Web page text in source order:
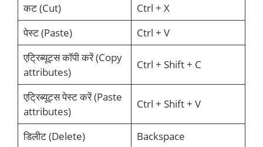
कट (Cut)
Ctrl + X
पेस्ट (Paste)
Ctrl + V
एट्रिब्यूट्स कॉपी करें (Copy
attributes)
Ctrl + Shift + C
एट्रिब्यूट्स पेस्ट करें (Paste
attributes)
Ctrl + Shift + V
डिलीट (Delete)
Backspace